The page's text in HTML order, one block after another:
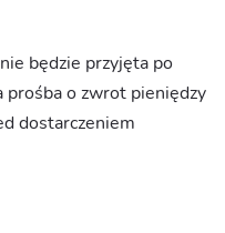
będzie przyjęta po
prośba o zwrot pieniędzy
dostarczeniem